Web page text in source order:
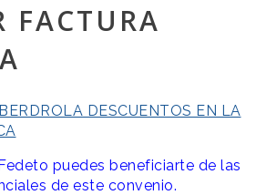
FACTURA
DESCUENTOS EN LA
puedes beneficiarte de las
de este convenio.